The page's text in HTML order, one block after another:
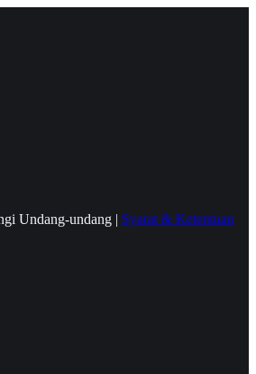
Undang-undang | Syarat & Ketentuan